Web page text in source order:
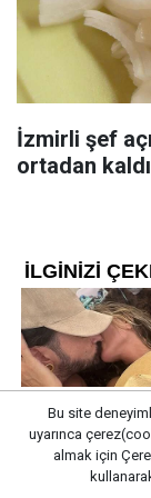
İzmirli şef
ortadan
Bu site
uyarınca
almak için